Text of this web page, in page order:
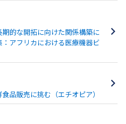
的な開拓に向けた関係構築に
アフリカにおける医療機器ビ
品販売に挑む（エチオピア）